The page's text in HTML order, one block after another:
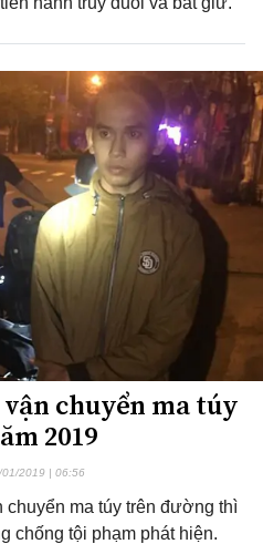
chuyển ma túy
2019
01/2019 | 06:56
ma túy trên đường thì
chống tội phạm phát hiện.